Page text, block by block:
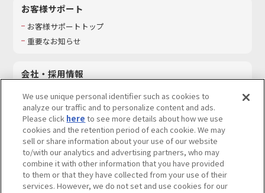
お客様サポート
お客様サポートトップ
重要なお知らせ
会社・採用情報
採用情報
サステナビリティ
お問い合わせ
ウェブサイトご利用条件 ソーシャルメディアポリシー
We use unique personal identifier such as cookies to
analyze our traffic and to personalize content and ads.
Please click here to see more details about how we use
cookies and the retention period of each cookie. We may
sell or share information about your use of our website
to/with our analytics and advertising partners, who may
combine it with other information that you have provided
to them or that they have collected from your use of their
services. However, we do not set and use cookies for our